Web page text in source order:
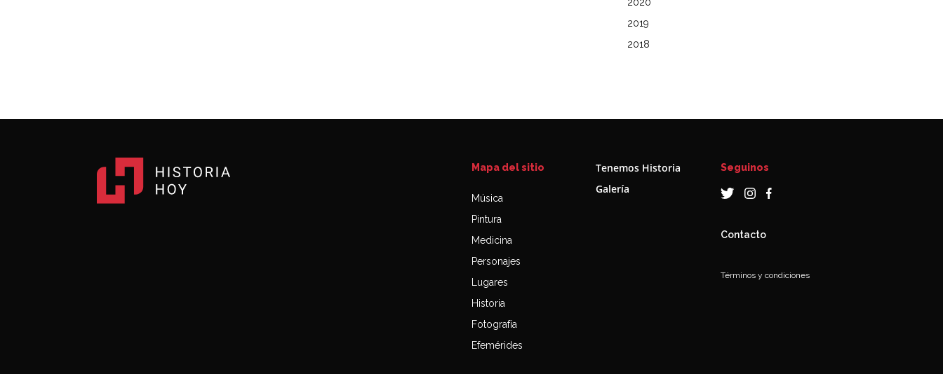
2019
2018
Mapa del sitio
Música
Pintura
Medicina
Personajes
Lugares
Historia
Fotografía
Efemérides
Tenemos Historia
Galería
Seguinos
Contacto
Términos y condiciones